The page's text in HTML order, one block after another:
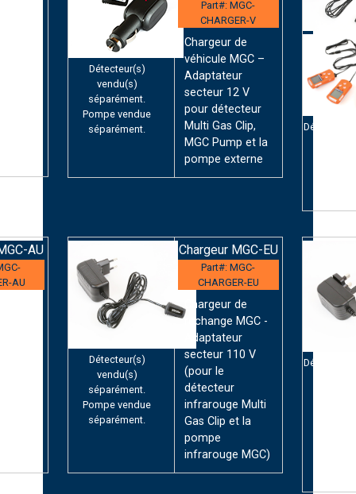
Détecteur(s)
vendu(s)
séparément.
Pompe vendue
séparément.
Part#: MGC-
CHARGER-V
Chargeur de
véhicule MGC –
Adaptateur
secteur 12 V
pour détecteur
Multi Gas Clip,
MGC Pump et la
pompe externe
AU
AU
Détecteur(s)
vendu(s)
séparément.
Pompe vendue
séparément.
Chargeur MGC-EU
Part#: MGC-
CHARGER-EU
Chargeur de
rechange MGC -
Adaptateur
secteur 110 V
(pour le
détecteur
infrarouge Multi
Gas Clip et la
pompe
infrarouge MGC)